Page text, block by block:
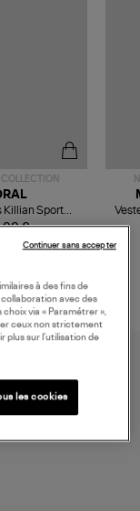
€
Killian Sport
à des fins de
avec des
via « Paramétrer »,
ceux non strictement
plus sur l’utilisation de
les cookies
Continuer sans accepter